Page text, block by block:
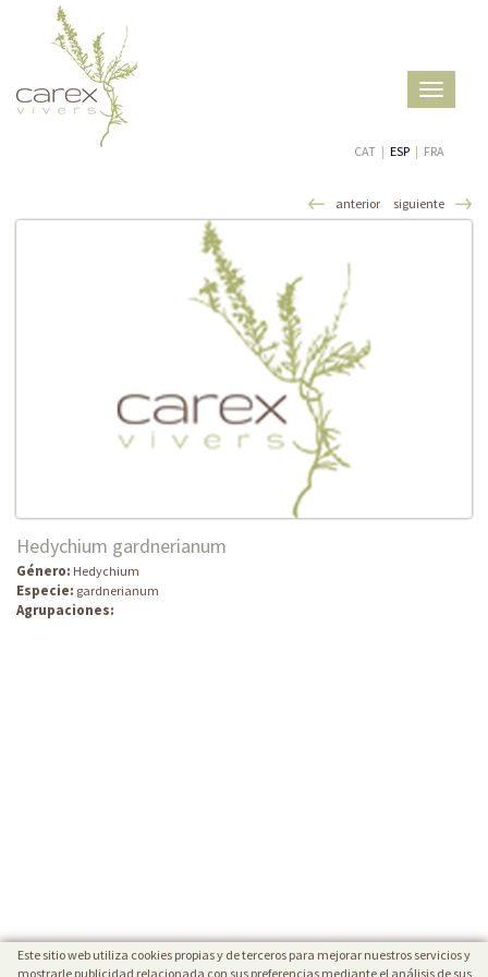
Toggle
CAT | ESP | FRA
anterior siguiente
Hedychium gardnerianum
Género: Hedychium
Especie: gardnerianum
Agrupaciones:
Este sitio web utiliza cookies propias y de terceros para mejorar nuestros servicios y
mostrarle publicidad relacionada con sus preferencias mediante el análisis de sus